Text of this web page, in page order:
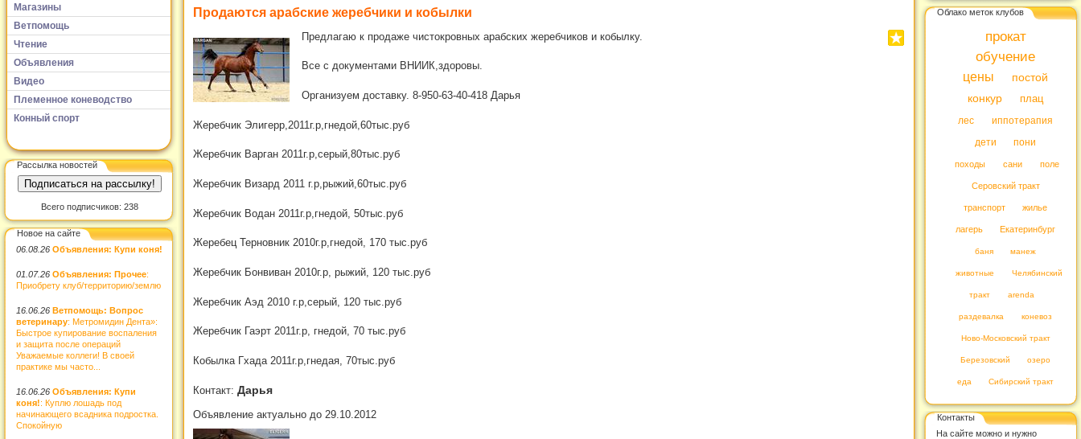
Магазины
Ветпомощь
Чтение
Объявления
Видео
Племенное коневодство
Конный спорт
Рассылка новостей
Всего подписчиков: 238
Новое на сайте
06.08.26 Объявления: Купи коня!
01.07.26 Объявления: Прочее:
Приобрету клуб/территорию/землю
16.06.26 Ветпомощь: Вопрос
ветеринару: Метромидин Дента»:
Быстрое купирование воспаления
и защита после операций
Уважаемые коллеги! В своей
практике мы часто...
16.06.26 Объявления: Купи
коня!: Куплю лошадь под
начинающего всадника подростка.
Спокойную
Продаются арабские жеребчики и кобылки
Предлагаю к продаже чистокровных арабских жеребчиков и кобылку.
Все с документами ВНИИК,здоровы.
Организуем доставку. 8-950-63-40-418 Дарья
Жеребчик Элигерр,2011г.р,гнедой,60тыс.руб
Жеребчик Варган 2011г.р,серый,80тыс.руб
Жеребчик Визард 2011 г.р,рыжий,60тыс.руб
Жеребчик Водан 2011г.р,гнедой, 50тыс.руб
Жеребец Терновник 2010г.р,гнедой, 170 тыс.руб
Жеребчик Бонвиван 2010г.р, рыжий, 120 тыс.руб
Жеребчик Аэд 2010 г.р,серый, 120 тыс.руб
Жеребчик Гаэрт 2011г.р, гнедой, 70 тыс.руб
Кобылка Гхада 2011г.р,гнедая, 70тыс.руб
Контакт: Дарья
Объявление актуально до 29.10.2012
Облако меток клубов
прокат
обучение
цены
постой
конкур
плац
лес
иппотерапия
дети
пони
походы сани поле
Серовский тракт
транспорт жилье
лагерь Екатеринбург
баня манеж
животные Челябинский
тракт arenda
раздевалка коневоз
Ново-Московский тракт
Березовский озеро
еда Сибирский тракт
Контакты
На сайте можно и нужно